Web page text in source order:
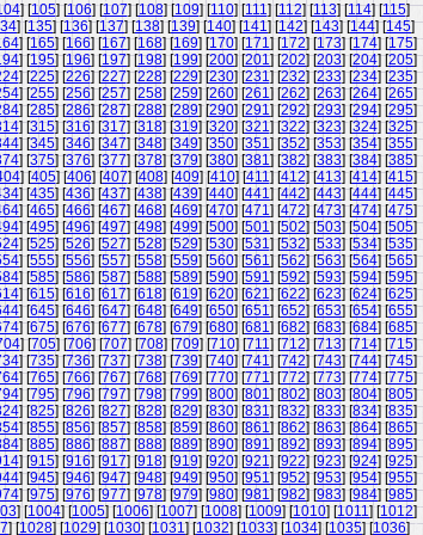
] [105] [106] [107] [108] [109] [110] [111] [112] [113] [114] [115]
] [135] [136] [137] [138] [139] [140] [141] [142] [143] [144] [145]
] [165] [166] [167] [168] [169] [170] [171] [172] [173] [174] [175]
] [195] [196] [197] [198] [199] [200] [201] [202] [203] [204] [205]
] [225] [226] [227] [228] [229] [230] [231] [232] [233] [234] [235]
] [255] [256] [257] [258] [259] [260] [261] [262] [263] [264] [265]
] [285] [286] [287] [288] [289] [290] [291] [292] [293] [294] [295]
] [315] [316] [317] [318] [319] [320] [321] [322] [323] [324] [325]
] [345] [346] [347] [348] [349] [350] [351] [352] [353] [354] [355]
] [375] [376] [377] [378] [379] [380] [381] [382] [383] [384] [385]
] [405] [406] [407] [408] [409] [410] [411] [412] [413] [414] [415]
] [435] [436] [437] [438] [439] [440] [441] [442] [443] [444] [445]
] [465] [466] [467] [468] [469] [470] [471] [472] [473] [474] [475]
] [495] [496] [497] [498] [499] [500] [501] [502] [503] [504] [505]
] [525] [526] [527] [528] [529] [530] [531] [532] [533] [534] [535]
] [555] [556] [557] [558] [559] [560] [561] [562] [563] [564] [565]
] [585] [586] [587] [588] [589] [590] [591] [592] [593] [594] [595]
] [615] [616] [617] [618] [619] [620] [621] [622] [623] [624] [625]
] [645] [646] [647] [648] [649] [650] [651] [652] [653] [654] [655]
] [675] [676] [677] [678] [679] [680] [681] [682] [683] [684] [685]
] [705] [706] [707] [708] [709] [710] [711] [712] [713] [714] [715]
] [735] [736] [737] [738] [739] [740] [741] [742] [743] [744] [745]
] [765] [766] [767] [768] [769] [770] [771] [772] [773] [774] [775]
] [795] [796] [797] [798] [799] [800] [801] [802] [803] [804] [805]
] [825] [826] [827] [828] [829] [830] [831] [832] [833] [834] [835]
] [855] [856] [857] [858] [859] [860] [861] [862] [863] [864] [865]
] [885] [886] [887] [888] [889] [890] [891] [892] [893] [894] [895]
] [915] [916] [917] [918] [919] [920] [921] [922] [923] [924] [925]
] [945] [946] [947] [948] [949] [950] [951] [952] [953] [954] [955]
] [975] [976] [977] [978] [979] [980] [981] [982] [983] [984] [985]
] [1004] [1005] [1006] [1007] [1008] [1009] [1010] [1011] [1012]
] [1028] [1029] [1030] [1031] [1032] [1033] [1034] [1035] [1036]